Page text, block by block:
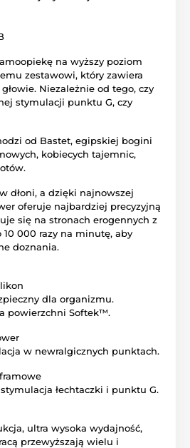
na wyższy poziom
zestawowi, który zawiera
Niezależnie od tego, czy
stymulacji punktu G, czy
od Bastet, egipskiej bogini
kobiecych tajemnic,
dłoni, a dzięki najnowszej
oferuje najbardziej precyzyjną
się na stronach erogennych z
000 razy na minutę, aby
doznania.
dla organizmu.
powierzchni Softek™.
w newralgicznych punktach.
łechtaczki i punktu G.
ultra wysoka wydajność,
przewyższają wielu i